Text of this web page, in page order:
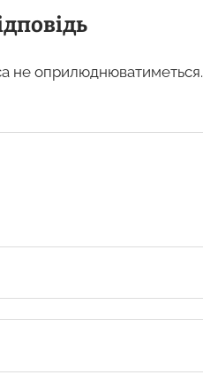
не оприлюднюватиметься.